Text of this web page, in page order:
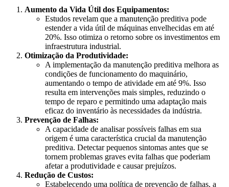
Aumento da Vida Útil dos Equipamentos:
Estudos revelam que a manutenção preditiva pode
estender a vida útil de máquinas envelhecidas em até
20%. Isso otimiza o retorno sobre os investimentos em
infraestrutura industrial.
Otimização da Produtividade:
A implementação da manutenção preditiva melhora as
condições de funcionamento do maquinário,
aumentando o tempo de atividade em até 9%. Isso
resulta em intervenções mais simples, reduzindo o
tempo de reparo e permitindo uma adaptação mais
eficaz do inventário às necessidades da indústria.
Prevenção de Falhas:
A capacidade de analisar possíveis falhas em sua
origem é uma característica crucial da manutenção
preditiva. Detectar pequenos sintomas antes que se
tornem problemas graves evita falhas que poderiam
afetar a produtividade e causar prejuízos.
Redução de Custos:
Estabelecendo uma política de prevenção de falhas, a